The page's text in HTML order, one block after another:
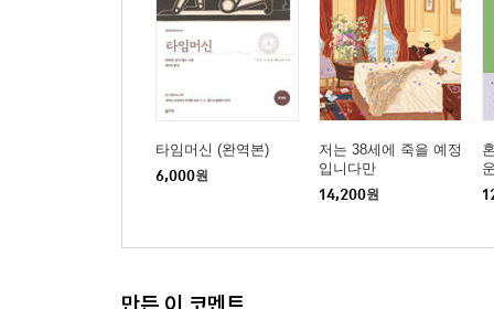
타임머신 (완역본)
6,000원
저는 38세에 죽을 예정
입니다만
14,200원